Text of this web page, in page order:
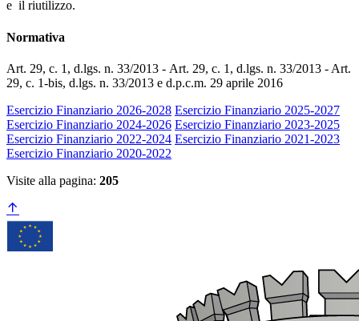
e il riutilizzo.
Normativa
Art. 29, c. 1, d.lgs. n. 33/2013 - Art. 29, c. 1, d.lgs. n. 33/2013 - Art.
29, c. 1-bis, d.lgs. n. 33/2013 e d.p.c.m. 29 aprile 2016
Esercizio Finanziario 2026-2028 Esercizio Finanziario 2025-2027
Esercizio Finanziario 2024-2026 Esercizio Finanziario 2023-2025
Esercizio Finanziario 2022-2024 Esercizio Finanziario 2021-2023
Esercizio Finanziario 2020-2022
Visite alla pagina: 205